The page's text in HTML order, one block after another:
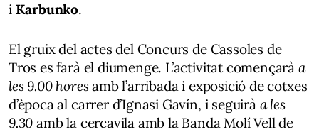
i Karbunko.
El gruix del actes del Concurs de Cassoles de
Tros es farà el diumenge. L’activitat començarà a
les 9.00 horesamb l’arribada i exposició de cotxes
d’època al carrer d’Ignasi Gavín, i seguirà a les
9.30 amb la cercavila amb la Banda Molí Vell de